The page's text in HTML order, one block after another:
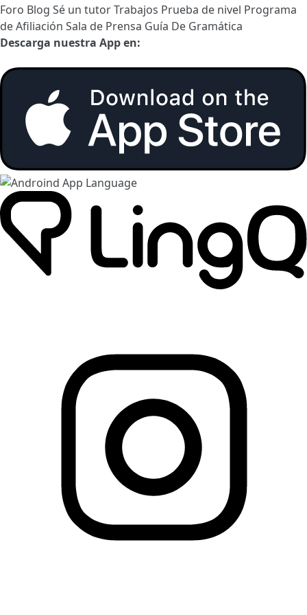
Foro Blog Sé un tutorTrabajos Prueba de nivel Programa
de Afiliación Sala de Prensa Guía De Gramática
Descarga nuestra App en: